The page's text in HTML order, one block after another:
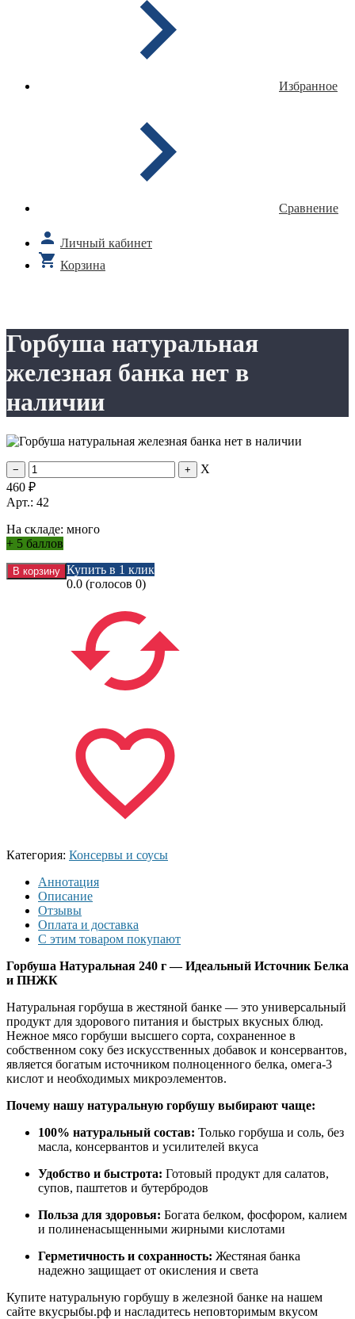
Избранное
Сравнение
Личный кабинет
Корзина
Горбуша натуральная
железная банка нет в
наличии
X
460 ₽
Арт.: 42
На складе: много
+ 5 баллов
Купить в 1 клик
0.0 (голосов 0)
Категория: Консервы и соусы
Аннотация
Описание
Отзывы
Оплата и доставка
С этим товаром покупают
Горбуша Натуральная 240 г — Идеальный Источник Белка
и ПНЖК
Натуральная горбуша в жестяной банке — это универсальный
продукт для здорового питания и быстрых вкусных блюд.
Нежное мясо горбуши высшего сорта, сохраненное в
собственном соку без искусственных добавок и консервантов,
является богатым источником полноценного белка, омега-3
кислот и необходимых микроэлементов.
Почему нашу натуральную горбушу выбирают чаще:
100% натуральный состав: Только горбуша и соль, без
масла, консервантов и усилителей вкуса
Удобство и быстрота: Готовый продукт для салатов,
супов, паштетов и бутербродов
Польза для здоровья: Богата белком, фосфором, калием
и полиненасыщенными жирными кислотами
Герметичность и сохранность: Жестяная банка
надежно защищает от окисления и света
Купите натуральную горбушу в железной банке на нашем
сайте вкусрыбы.рф и насладитесь неповторимым вкусом